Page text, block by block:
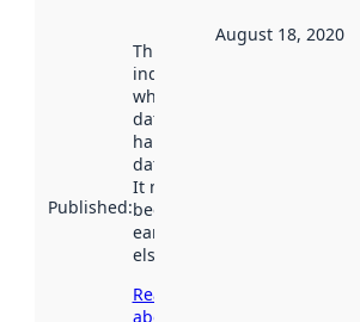
Published:
This date
indicates
when the
dataset was
harvested by
data.norge.no.
It may have
been available
earlier
elsewhere.
Read more
about
August 18, 2020